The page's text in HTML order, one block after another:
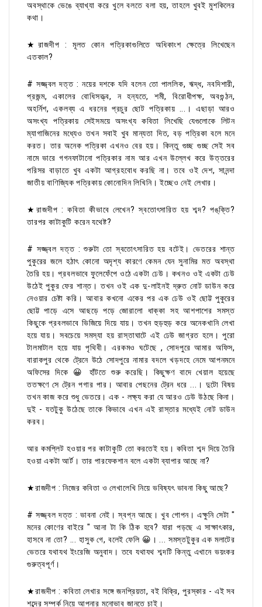
অবস্থাকে ভেঙে ব্যাখ্যা করে খুলে বলতে বলা হয়, তাহলে খুবই মুশকিলের
কথা।
★রাজদীপ : মূলত কোন পত্রিকাগুলিতে অধিকাংশ ক্ষেত্রে লিখেছেন
এতকাল?
# সজ্জ্বল দত্ত : নয়ের দশকে যদি বলেন তো পাললিক, ঋদ্ধ, নবদিশারী,
প্রজন্ম, একালের বোধিসত্ত্ব, ন হন্যতে, শমী, বিরোধীপক্ষ, অবগুন্ঠন,
অহর্নিশ, একলব্য এ ধরনের প্রচুর ছোট পত্রিকায় ...। এছাড়া আরও
অসংখ্য পত্রিকায় সেইসময়ে অসংখ্য কবিতা লিখেছি যেগুলোকে লিটন
ম্যাগাজিনের মধ্যেও তখন সবাই খুব মান্যতা দিত, বড় পত্রিকা বলে মনে
করত। তার অনেক পত্রিকা এখনও বের হয়। কিন্তু গুচ্ছ গুচ্ছ সেই সব
নামে ভারে গগনফাটানো পত্রিকার নাম আর এখন উল্লেখ করে উত্তরের
পরিসর বাড়াতে খুব একটা আগ্রহবোধ করছি না। তবে ওই দেশ, সানন্দা
জাতীয় বাণিজ্যিক পত্রিকায় কোনোদিন লিখিনি। ইচ্ছেও নেই লেখার।
★রাজদীপ : কবিতা কীভাবে লেখেন? স্বতোৎসারিত হয় শব্দ? পঙ্‌ক্তি?
তারপর কাটাকুটি করেন যথেষ্ট?
# সজ্জ্বল দত্ত : শুরুটা তো স্বতোৎসারিত হয় বটেই। ভেতরের শান্ত
পুকুরের জলে হঠাৎ কোনো অদৃশ্য কারণে কেমন যেন সুনামির মত অবস্থা
তৈরি হয়। প্রবলভাবে ফুলেফেঁপে ওঠে একটা ঢেউ। কখনও ওই একটা ঢেউ
উঠেই পুকুর ফের শান্ত। তখন ওই এক দু-লাইনই দ্রুত নোট ডাউন করে
নেওয়ার চেষ্টা করি। আবার কখনো একের পর এক ঢেউ ওই ছোট্ট পুকুরের
ছোট্ট পাড়ে এসে আছড়ে পড়ে জোরালো ধাক্কা সহ আশপাশের সমস্ত
কিছুকে প্রবলভাবে ভিজিয়ে দিয়ে যায়। তখন হুড়হুড় করে অনেকখানি লেখা
হয়ে যায়। সবচেয়ে সমস্যা হয় রাস্তাঘাটে এই ঢেউ জাগ্রত হলে। পুরো
টালমাটাল হয়ে যায় পৃথিবী। এরকমও ঘটেছে , সোদপুরে আমার অফিস,
বারাকপুর থেকে ট্রেনে উঠে সোদপুরে নামার বদলে খড়দহে নেমে আপনমনে
অফিসের দিকে 😀 হাঁটতে শুরু করেছি। কিছুক্ষণ বাদে খেয়াল হয়েছে
ততক্ষণে সে ট্রেন পগার পার। আবার পেছনের ট্রেন ধরে ...। দুটো বিষয়
তখন কাজ করে শুধু ভেতরে। এক - লক্ষ্য করা যে আরও ঢেউ উঠছে কিনা।
দুই - যতটুকু উঠেছে তাকে কিভাবে এখন এই রাস্তার মধ্যেই নোট ডাউন
করব।
আর কমপ্লিট হওয়ার পর কাটাকুটি তো করতেই হয়। কবিতা শব্দ দিয়ে তৈরি
হওয়া একটা আর্ট। তার পারফেকশান বলে একটা ব্যাপার আছে না?
★রাজদীপ : নিজের কবিতা ও লেখালেখি নিয়ে ভবিষ্যৎ ভাবনা কিছু আছে?
# সজ্জ্বল দত্ত : ভাবনা নেই। স্বপ্ন আছে। খুব গোপন। এক্ষুনি সেটা "
মনের কোণের বাইরে " আনা টা কি ঠিক হবে? যারা পড়ছে এ সাক্ষাৎকার,
হাসবে না তো? ... হাসুক গে, বলেই ফেলি 😀। ... সমস্তটুকুর এক মলাটের
ভেতরে যথাযথ ইংরেজি অনুবাদ। তবে যথাযথ শব্দটি কিন্তু এখানে ভয়ংকর
গুরুত্বপূর্ণ।
★রাজদীপ : কবিতা লেখার সঙ্গে জনপ্রিয়তা, বই বিক্রি, পুরস্কার - এই সব
শব্দের সম্পর্ক নিয়ে আপনার মনোভাব জানতে চাই।